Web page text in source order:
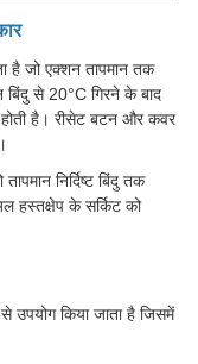
है जो एक्शन तापमान तक
से 20°C गिरने के बाद
है। रीसेट बटन और कवर
निर्दिष्ट बिंदु तक
हस्तक्षेप के सर्किट को
उपयोग किया जाता है जिसमें